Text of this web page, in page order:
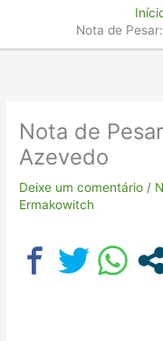
Nota de
Nota de
Azevedo
Deixe um comentário /
Ermakowitch